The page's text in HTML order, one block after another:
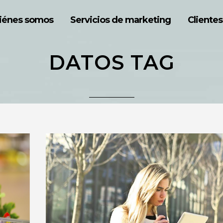
somos Servicios de marketing Clientes
DATOS TAG